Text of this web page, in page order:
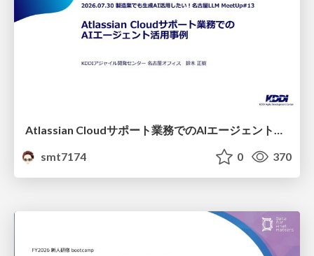
Atlassian Cloudサポート業務でのAIエージェント活用事例
smt7174
0 370